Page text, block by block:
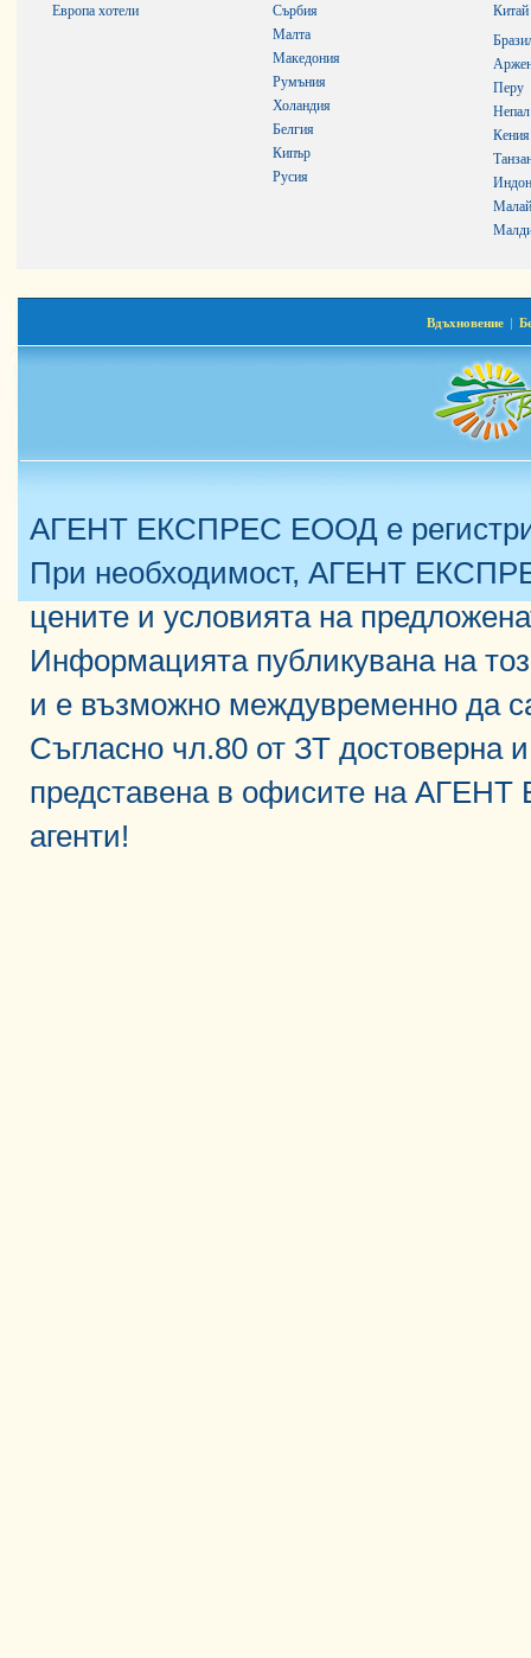
Европа хотели
Сърбия
Малта
Македония
Румъния
Холандия
Белгия
Кипър
Русия
Китай
Перу
Непал
Кения
Вдъхновение |
АГЕНТ ЕКСПРЕС ЕООД е
При необходимост, АГЕНТ
цените и условията на
Информацията публикувана на
и е възможно междувременно да
Съгласно чл.80 от ЗТ достоверна
представена в офисите на
агенти!